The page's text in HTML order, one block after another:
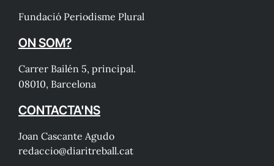
Fundació Periodisme Plural
ON SOM?
Carrer Bailén 5, principal.
08010, Barcelona
CONTACTA'NS
Joan Cascante Agudo
redaccio@diaritreball.cat